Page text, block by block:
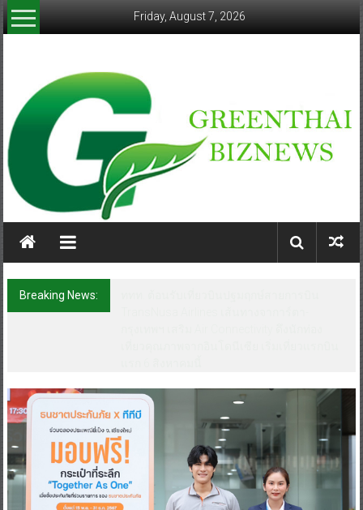
Skip
to
Friday, August 7, 2026
greenthaibiznews.com
Breaking News: